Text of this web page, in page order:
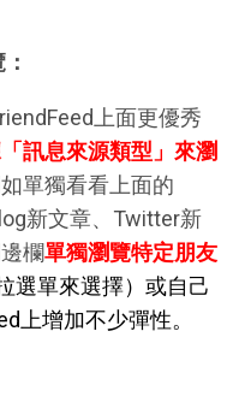
上面更優秀
訊息來源類型」來瀏
如單獨看看上面的
新文章、Twitter新
欄單獨瀏覽特定朋友
選單來選擇）或自己
上增加不少彈性。